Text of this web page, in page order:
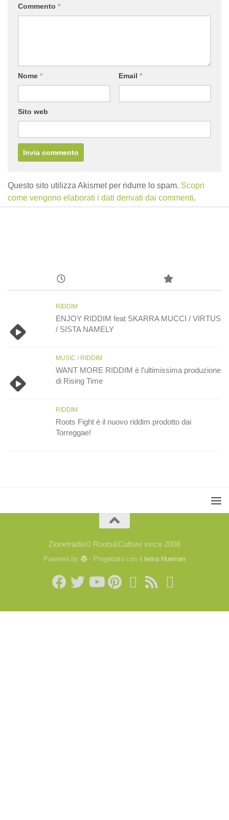
Commento *
Nome * Email *
Sito web
Questo sito utilizza Akismet per ridurre lo spam. Scopri
come vengono elaborati i dati derivati dai commenti.
RIDDIM
ENJOY RIDDIM feat SKARRA MUCCI / VIRTUS
/ SISTA NAMELY
MUSIC / RIDDIM
WANT MORE RIDDIM è l’ultimissima produzione
di Rising Time
RIDDIM
Roots Fight è il nuovo riddim prodotto dai
Torreggae!
Zionetradio© Roots&Culture since 2008
Powered by - Progettato con il tema Hueman